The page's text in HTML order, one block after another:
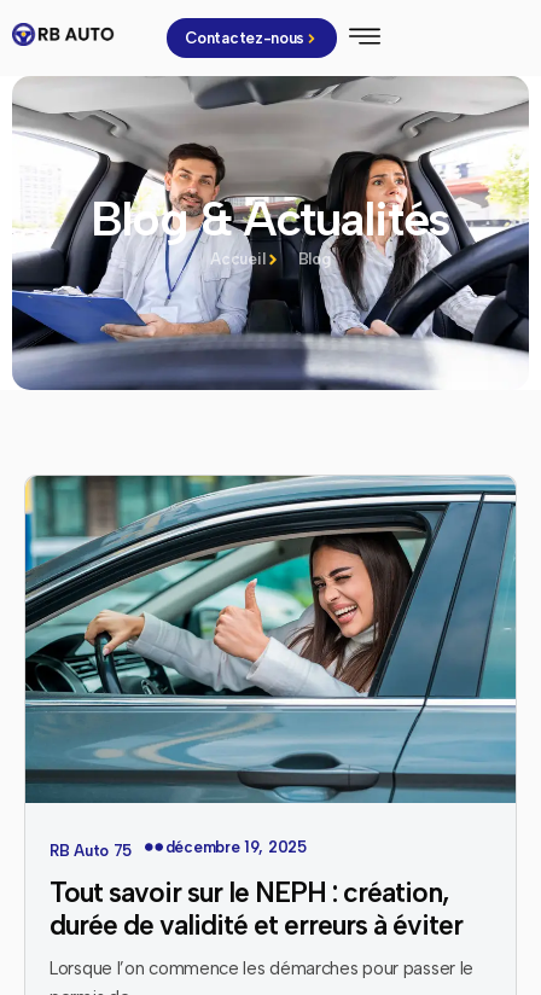
Contactez-nous
Blog & Actualités
Accueil Blog
RB Auto 75 décembre 19, 2025
Tout savoir sur le NEPH : création,
durée de validité et erreurs à éviter
Lorsque l’on commence les démarches pour passer le